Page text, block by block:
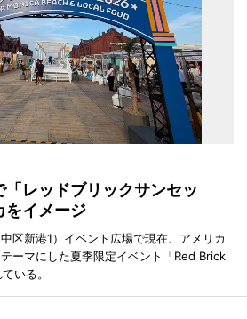
レッドブリックサンセッ
をイメージ
区新港1）イベント広場で現在、アメリカ
ーマにした夏季限定イベント「Red Brick
いる。